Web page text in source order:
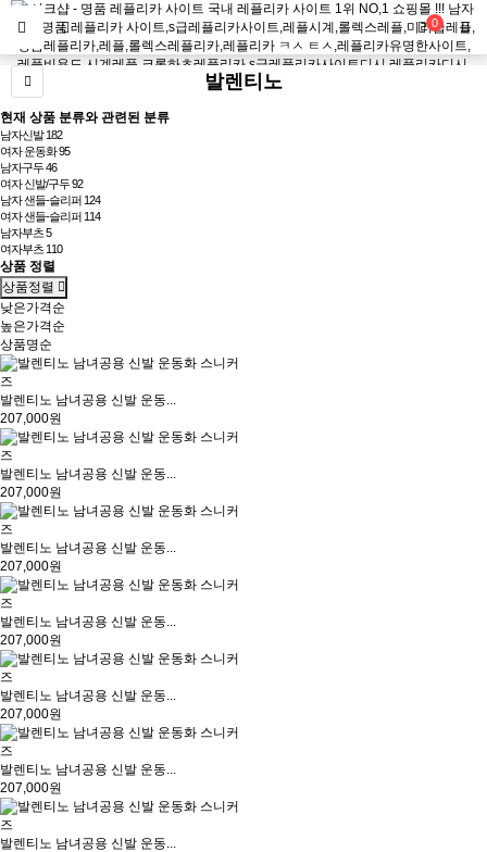
0
발렌티노
현재 상품 분류와 관련된 분류
남자신발182
여자 운동화95
남자구두46
여자 신발/구두92
남자 샌들-슬리퍼 124
여자 샌들-슬리퍼 114
남자부츠5
여자부츠 110
상품 정렬
상품정렬
낮은가격순
높은가격순
상품명순
발렌티노 남녀공용 신발 운동...
207,000원
발렌티노 남녀공용 신발 운동...
207,000원
발렌티노 남녀공용 신발 운동...
207,000원
발렌티노 남녀공용 신발 운동...
207,000원
발렌티노 남녀공용 신발 운동...
207,000원
발렌티노 남녀공용 신발 운동...
207,000원
발렌티노 남녀공용 신발 운동...